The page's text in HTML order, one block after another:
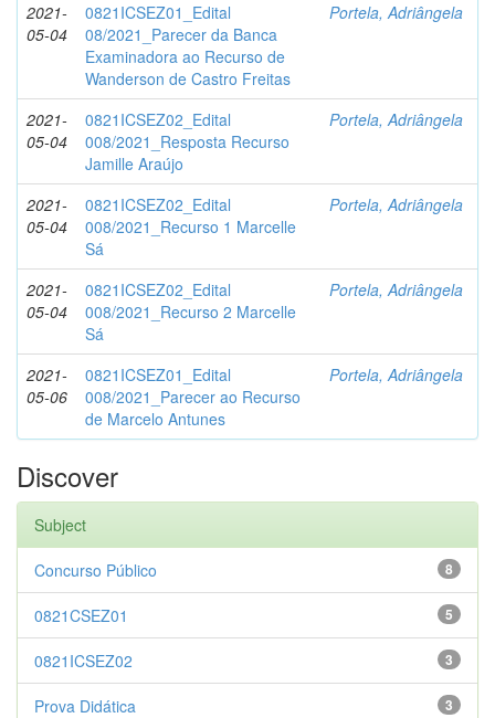
2021-
05-04
0821ICSEZ01_Edital
08/2021_Parecer da Banca
Examinadora ao Recurso de
Wanderson de Castro Freitas
Portela, Adriângela
2021-
05-04
0821ICSEZ02_Edital
008/2021_Resposta Recurso
Jamille Araújo
Portela, Adriângela
2021-
05-04
0821ICSEZ02_Edital
008/2021_Recurso 1 Marcelle
Sá
Portela, Adriângela
2021-
05-04
0821ICSEZ02_Edital
008/2021_Recurso 2 Marcelle
Sá
Portela, Adriângela
2021-
05-06
0821ICSEZ01_Edital
008/2021_Parecer ao Recurso
de Marcelo Antunes
Portela, Adriângela
Discover
Subject
8
Concurso Público
5
0821CSEZ01
3
0821ICSEZ02
3
Prova Didática